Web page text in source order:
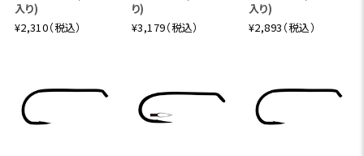
入り)
¥2,310（税込）
り)
¥3,179（税込）
入り)
¥2,893（税込）